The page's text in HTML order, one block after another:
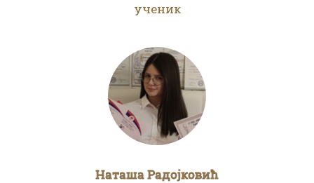
ученик
Наташа Радојковић